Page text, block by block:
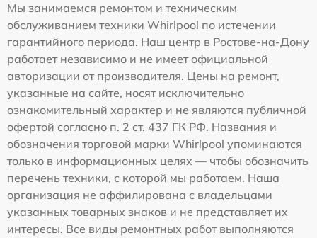
Мы занимаемся ремонтом и техническим
обслуживанием техники Whirlpool по истечении
гарантийного периода. Наш центр в Ростове-на-Дону
работает независимо и не имеет официальной
авторизации от производителя. Цены на ремонт,
указанные на сайте, носят исключительно
ознакомительный характер и не являются публичной
офертой согласно п. 2 ст. 437 ГК РФ. Названия и
обозначения торговой марки Whirlpool упоминаются
только в информационных целях — чтобы обозначить
перечень техники, с которой мы работаем. Наша
организация не аффилирована с владельцами
указанных товарных знаков и не представляет их
интересы. Все виды ремонтных работ выполняются